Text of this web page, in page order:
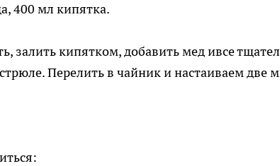
400 мл кипятка.
залить кипятком, добавить мед ивсе
Перелить в чайник и настаиваем две